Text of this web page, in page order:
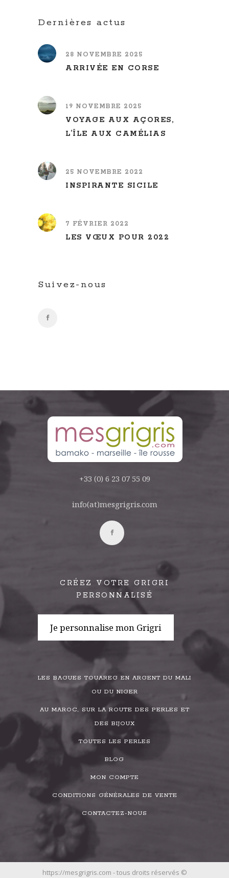
Dernières actus
28 NOVEMBRE 2025
ARRIVÉE EN CORSE
19 NOVEMBRE 2025
VOYAGE AUX AÇORES,
L’ÎLE AUX CAMÉLIAS
25 NOVEMBRE 2022
INSPIRANTE SICILE
7 FÉVRIER 2022
LES VŒUX POUR 2022
Suivez-nous
+33 (0) 6 23 07 55 09
info(at)mesgrigris.com
CRÉEZ VOTRE GRIGRI
PERSONNALISÉ
Je personnalise mon Grigri
LES BAGUES TOUAREG EN ARGENT DU MALI
OU DU NIGER
AU MAROC, SUR LA ROUTE DES PERLES ET
DES BIJOUX
TOUTES LES PERLES
BLOG
MON COMPTE
CONDITIONS GÉNÉRALES DE VENTE
CONTACTEZ-NOUS
https://mesgrigris.com - tous droits réservés ©